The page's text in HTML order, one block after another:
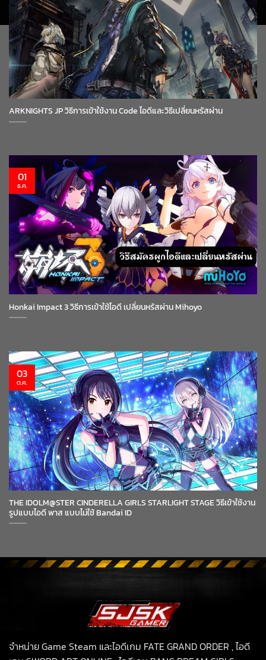
ARKNIGHTS JP วิธีการเข้าใช้งาน Code ไอดีและวิธีเปลี่ยนหรัสผ่าน
Honkai Impact 3 วิธีการเข้าใช้ไอดี เปลี่ยนหรัสผ่าน Mihoyo
01
ธ.ค.
THE IDOLM@STER CINDERELLA GIRLS STARLIGHT STAGE วิธีเข้าใช้งาน
รูปแบบไอดี พาส แบบไม่ใช้ Bandai ID
03
ต.ค.
จำหน่าย Game Steam และไอดีเกม FATE GRAND ORDER , ไอดี